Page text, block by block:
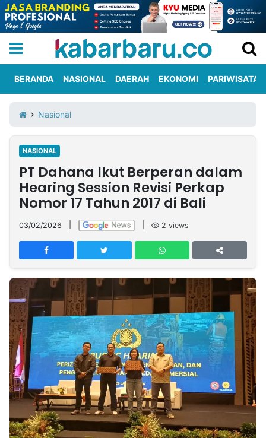
Iklan
Berita
Kami
Nasional
International
Olahraga
Entertainment
Daerah
Pariwisata
Kuliner
Kolom
Network
PT
TREETAN
INDONESIA
Partner
Insight
NTB
Suara
Time
Lens
IDN
Daily
Jogja
Jalan
Rakyat
Idealita
News
Kita
Notice
Dinamikapost.com
Radar
Baru
Seedbacklink
Follow
Kabarbaru
BERANDA NASIONAL DAERAH EKONOMI PARIWISATA
Nasional
NASIONAL
PT Dahana Ikut Berperan dalam
Hearing Session Revisi Perkap
Nomor 17 Tahun 2017 di Bali
03/02/2026 2 views